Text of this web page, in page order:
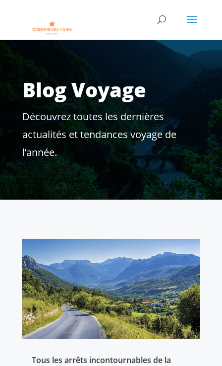
Blog Voyage
Découvrez toutes les dernières
actualités et tendances voyage de
l’année.
Tous les arrêts incontournables de la